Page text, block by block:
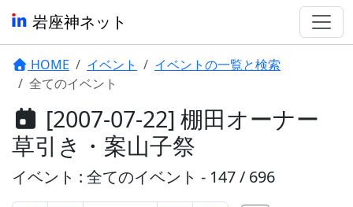
岩座神ネット
HOME イベント
イベントの一覧と検索
全てのイベント
[2007-07-22] 棚田オーナー
草引き・案山子祭
イベント : 全てのイベント - 147 / 696